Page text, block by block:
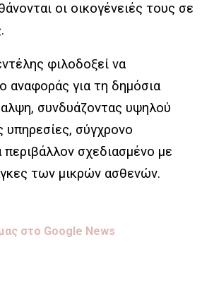
οι οικογένειές τους σε
φιλοδοξεί να
αναφοράς για τη δημόσια
συνδυάζοντας υψηλού
υπηρεσίες, σύγχρονο
περιβάλλον σχεδιασμένο με
των μικρών ασθενών.
στo Google News